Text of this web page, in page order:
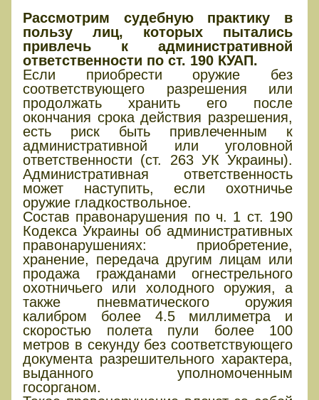
Рассмотрим судебную практику в
пользу лиц, которых пытались
привлечь к административной
ответственности по ст. 190 КУАП.
Если приобрести оружие без
соответствующего разрешения или
продолжать хранить его после
окончания срока действия разрешения,
есть риск быть привлеченным к
административной или уголовной
ответственности (ст. 263 УК Украины).
Административная ответственность
может наступить, если охотничье
оружие гладкоствольное.
Состав правонарушения по ч. 1 ст. 190
Кодекса Украины об административных
правонарушениях: приобретение,
хранение, передача другим лицам или
продажа гражданами огнестрельного
охотничьего или холодного оружия, а
также пневматического оружия
калибром более 4.5 миллиметра и
скоростью полета пули более 100
метров в секунду без соответствующего
документа разрешительного характера,
выданного уполномоченным
госорганом.